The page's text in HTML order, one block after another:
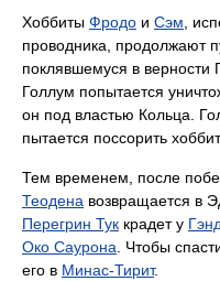
Хоббиты Фродо и Сэм ,
проводника, продолжают
поклявшемуся в верности
Голлум попытается
он под властью Кольца.
пытается поссорить
Тем временем, после
Теодена возвращается в
Перегрин Тук крадет у
Око Саурона . Чтобы
его в Минас-Тирит.